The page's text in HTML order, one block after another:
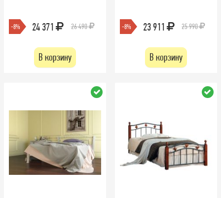
-8% 24 371 26 490
В корзину
-8% 23 911 25 990
В корзину